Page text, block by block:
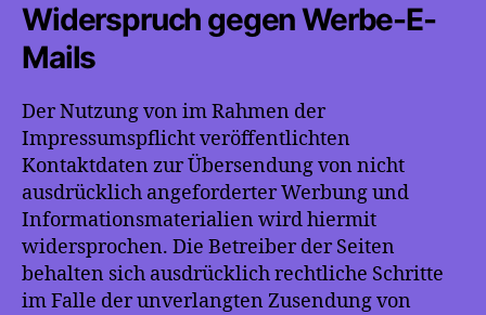
Widerspruch gegen Werbe-E-
Mails
Der Nutzung von im Rahmen der
Impressumspflicht veröffentlichten
Kontaktdaten zur Übersendung von nicht
ausdrücklich angeforderter Werbung und
Informationsmaterialien wird hiermit
widersprochen. Die Betreiber der Seiten
behalten sich ausdrücklich rechtliche Schritte
im Falle der unverlangten Zusendung von